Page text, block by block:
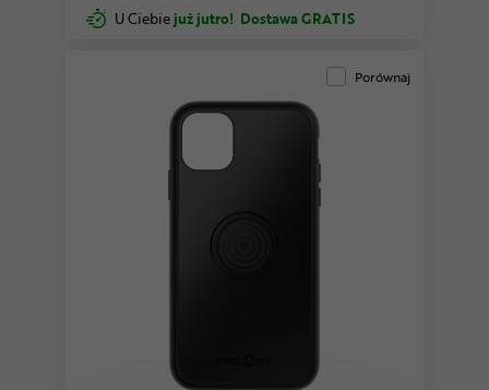
U Ciebie już jutro! Dostawa GRATIS
Porównaj